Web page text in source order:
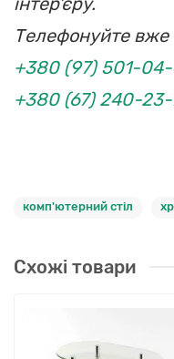
Телефонуйте вже
+380 (97) 501-
+380 (67) 240-
комп'ютерний стіл
Схожі товари